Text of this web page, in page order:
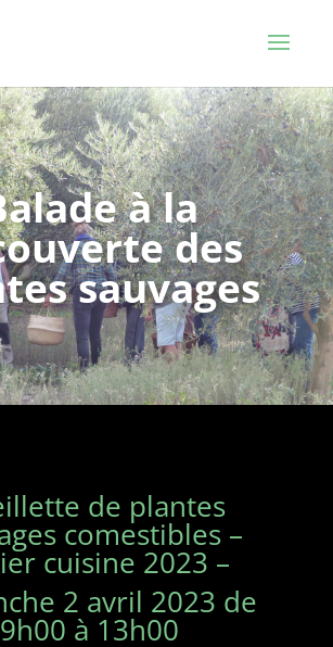
à la
des
sauvages
de plantes
comestibles –
cuisine 2023 –
2 avril 2023 de
9h00 à 13h00